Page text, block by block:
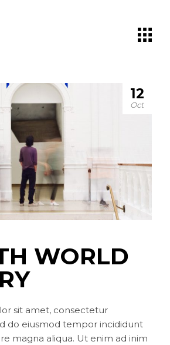
12
Oct
WORLD
sit amet, consectetur
do eiusmod tempor incididunt
magna aliqua. Ut enim ad inim